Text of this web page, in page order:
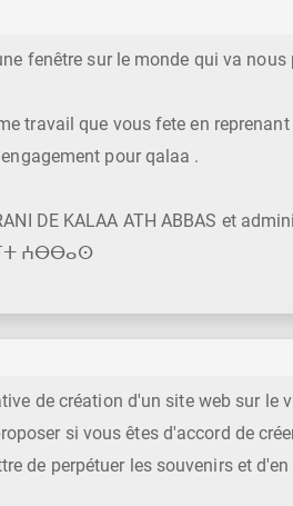
fenêtre sur le monde qui va nous
travail que vous fete en
pour qalaa .
DE KALAA ATH ABBAS et
ⵄⴱⴱⴰⵙ
de création d'un site web sur le
si vous êtes d'accord de
de perpétuer les souvenirs et